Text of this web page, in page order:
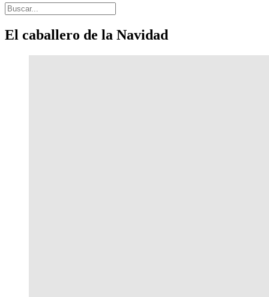
El caballero de la Navidad